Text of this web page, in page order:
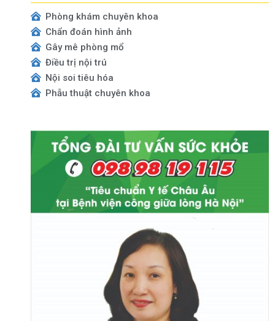
Phòng khám chuyên khoa
Chẩn đoán hình ảnh
Gây mê phòng mổ
Điều trị nội trú
Nội soi tiêu hóa
Phẫu thuật chuyên khoa